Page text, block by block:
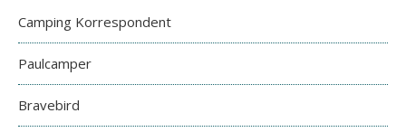
Camping Korrespondent
Paulcamper
Bravebird